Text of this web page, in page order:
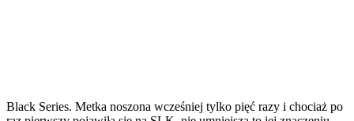
Black Series. Metka noszona wcześniej tylko pięć razy i chociaż po